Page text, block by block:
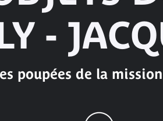
-
poupées de la